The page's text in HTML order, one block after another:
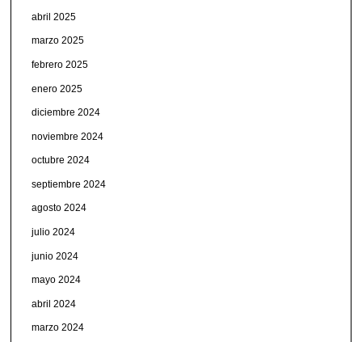
abril 2025
marzo 2025
febrero 2025
enero 2025
diciembre 2024
noviembre 2024
octubre 2024
septiembre 2024
agosto 2024
julio 2024
junio 2024
mayo 2024
abril 2024
marzo 2024